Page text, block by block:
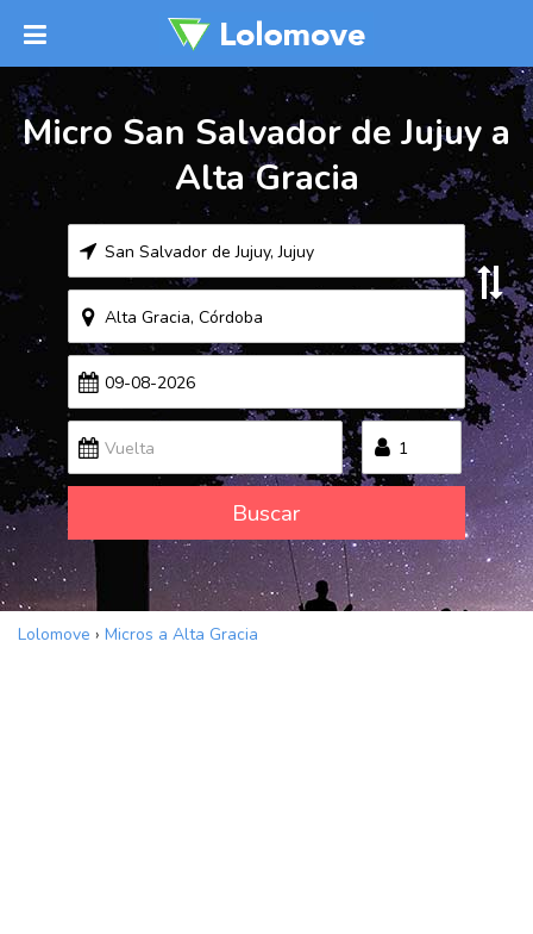
Micro San Salvador de Jujuy a
Alta Gracia
Buscar
Lolomove › Micros a Alta Gracia